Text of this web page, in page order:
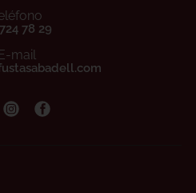
78 29
E-mail